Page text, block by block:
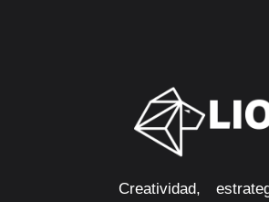
Creatividad,